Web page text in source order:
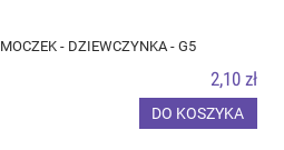
- DZIEWCZYNKA - G5
2,10 zł
DO KOSZYKA